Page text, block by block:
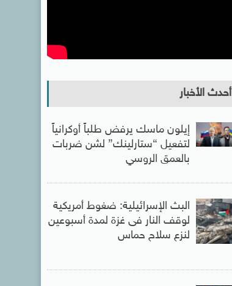
أحدث الأخبار
إيلون ماسك يرفض طلباً أوكرانياً
لتفعيل “ستارلينك” لشن ضربات
بالعمق الروسي
البث الإسرائيلية: ضغوط أمريكية
لوقف النار فى غزة لمدة أسبوعين
لنزع سلاح حماس